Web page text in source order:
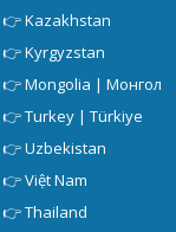
👉Kazakhstan
👉Kyrgyzstan
👉Mongolia | Монгол
👉Turkey | Türkiye
👉Uzbekistan
👉Việt Nam
👉Thailand